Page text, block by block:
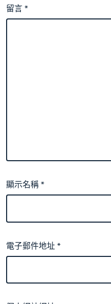
留言*
顯示名稱*
電子郵件地址*